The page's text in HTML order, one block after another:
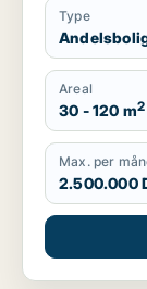
Type
Areal
30 - 120 m2
Max. per
2.500.000